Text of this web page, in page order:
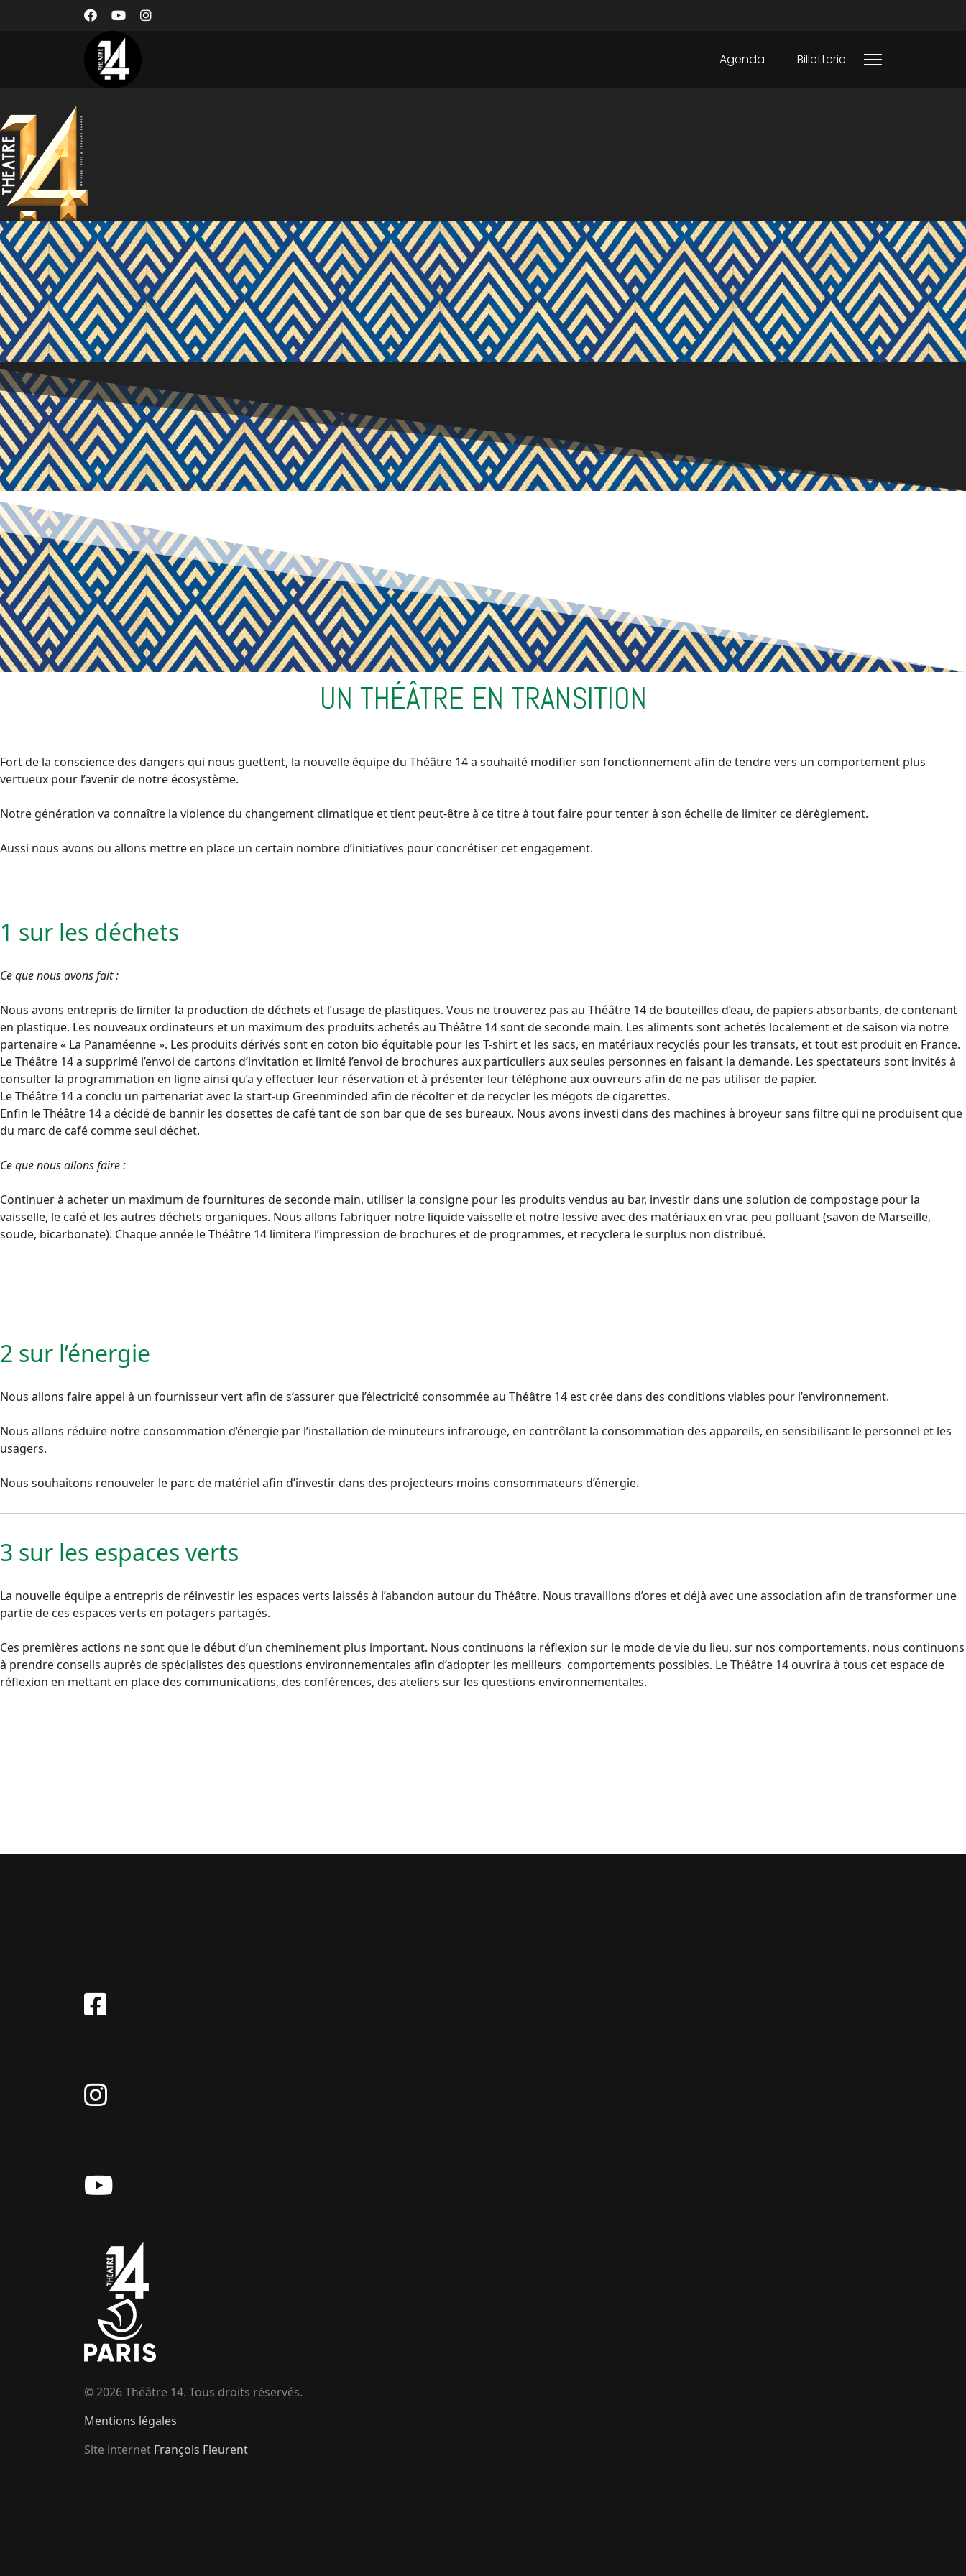
Agenda Billetterie
UN THÉÂTRE EN TRANSITION
Fort de la conscience des dangers qui nous guettent, la nouvelle équipe du Théâtre 14 a souhaité modifier son fonctionnement afin de tendre vers un comportement plus
vertueux pour l’avenir de notre écosystème.
Notre génération va connaître la violence du changement climatique et tient peut-être à ce titre à tout faire pour tenter à son échelle de limiter ce dérèglement.
Aussi nous avons ou allons mettre en place un certain nombre d’initiatives pour concrétiser cet engagement.
1 sur les déchets
Ce que nous avons fait :
Nous avons entrepris de limiter la production de déchets et l’usage de plastiques. Vous ne trouverez pas au Théâtre 14 de bouteilles d’eau, de papiers absorbants, de contenant
en plastique. Les nouveaux ordinateurs et un maximum des produits achetés au Théâtre 14 sont de seconde main. Les aliments sont achetés localement et de saison via notre
partenaire « La Panaméenne ». Les produits dérivés sont en coton bio équitable pour les T-shirt et les sacs, en matériaux recyclés pour les transats, et tout est produit en France.
Le Théâtre 14 a supprimé l’envoi de cartons d’invitation et limité l’envoi de brochures aux particuliers aux seules personnes en faisant la demande. Les spectateurs sont invités à
consulter la programmation en ligne ainsi qu’a y effectuer leur réservation et à présenter leur téléphone aux ouvreurs afin de ne pas utiliser de papier.
Le Théâtre 14 a conclu un partenariat avec la start-up Greenminded afin de récolter et de recycler les mégots de cigarettes.
Enfin le Théâtre 14 a décidé de bannir les dosettes de café tant de son bar que de ses bureaux. Nous avons investi dans des machines à broyeur sans filtre qui ne produisent que
du marc de café comme seul déchet.
Ce que nous allons faire :
Continuer à acheter un maximum de fournitures de seconde main, utiliser la consigne pour les produits vendus au bar, investir dans une solution de compostage pour la
vaisselle, le café et les autres déchets organiques. Nous allons fabriquer notre liquide vaisselle et notre lessive avec des matériaux en vrac peu polluant (savon de Marseille,
soude, bicarbonate). Chaque année le Théâtre 14 limitera l’impression de brochures et de programmes, et recyclera le surplus non distribué.
2 sur l’énergie
Nous allons faire appel à un fournisseur vert afin de s’assurer que l’électricité consommée au Théâtre 14 est crée dans des conditions viables pour l’environnement.
Nous allons réduire notre consommation d’énergie par l’installation de minuteurs infrarouge, en contrôlant la consommation des appareils, en sensibilisant le personnel et les
usagers.
Nous souhaitons renouveler le parc de matériel afin d’investir dans des projecteurs moins consommateurs d’énergie.
3 sur les espaces verts
La nouvelle équipe a entrepris de réinvestir les espaces verts laissés à l’abandon autour du Théâtre. Nous travaillons d’ores et déjà avec une association afin de transformer une
partie de ces espaces verts en potagers partagés.
Ces premières actions ne sont que le début d’un cheminement plus important. Nous continuons la réflexion sur le mode de vie du lieu, sur nos comportements, nous continuons
à prendre conseils auprès de spécialistes des questions environnementales afin d’adopter les meilleurs comportements possibles. Le Théâtre 14 ouvrira à tous cet espace de
réflexion en mettant en place des communications, des conférences, des ateliers sur les questions environnementales.
© 2026 Théâtre 14. Tous droits réservés.
Mentions légales
Site internet François Fleurent